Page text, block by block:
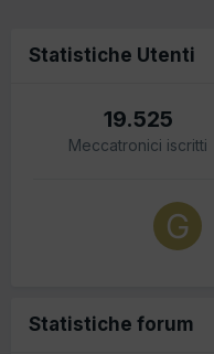
Statistiche Utenti
19.525
Meccatronici iscritti
Statistiche forum